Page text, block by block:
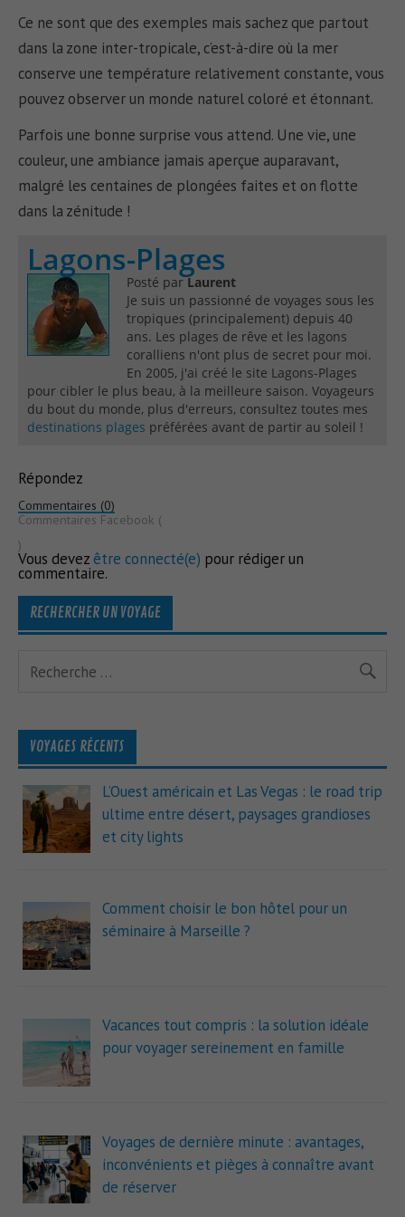
Ce ne sont que des exemples mais sachez que partout
dans la zone inter-tropicale, c’est-à-dire où la mer
conserve une température relativement constante, vous
pouvez observer un monde naturel coloré et étonnant.
Parfois une bonne surprise vous attend. Une vie, une
couleur, une ambiance jamais aperçue auparavant,
malgré les centaines de plongées faites et on flotte
dans la zénitude !
Lagons-Plages
Posté parLaurent
Je suis un passionné de voyages sous les
tropiques (principalement) depuis 40
ans. Les plages de rêve et les lagons
coralliens n'ont plus de secret pour moi.
En 2005, j'ai créé le site Lagons-Plages
pour cibler le plus beau, à la meilleure saison. Voyageurs
du bout du monde, plus d'erreurs, consultez toutes mes
destinations plages préférées avant de partir au soleil !
Répondez
Commentaires (0)
Commentaires Facebook (
)
Vous devezêtre connecté(e) pour rédiger un
commentaire.
RECHERCHER UN VOYAGE
VOYAGES RÉCENTS
L’Ouest américain et Las Vegas : le road trip
ultime entre désert, paysages grandioses
et city lights
Comment choisir le bon hôtel pour un
séminaire à Marseille ?
Vacances tout compris : la solution idéale
pour voyager sereinement en famille
Voyages de dernière minute : avantages,
inconvénients et pièges à connaître avant
de réserver